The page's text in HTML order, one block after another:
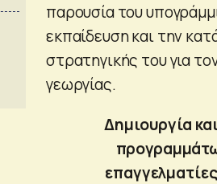
παρουσία του
εκπαίδευση και την
στρατηγικής του για
γεωργίας.
Δημιουργία